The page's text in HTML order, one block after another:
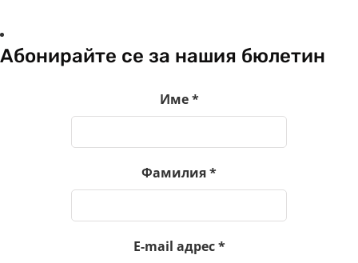
Абонирайте се за нашия бюлетин
Име*
Фамилия*
E-mail адрес*